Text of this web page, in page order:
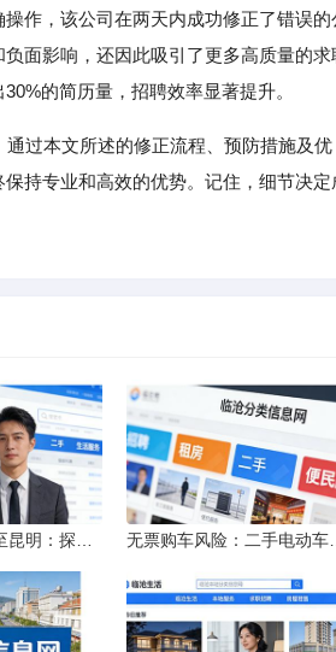
作，该公司在两天内成功修正了错误的
面影响，还因此吸引了更多高质量的求
的简历量，招聘效率显著提升。
过本文所述的修正流程、预防措施及优
持专业和高效的优势。记住，细节决定